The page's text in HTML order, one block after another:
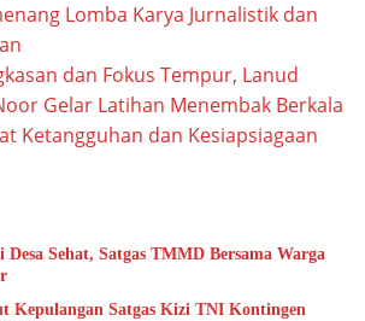
Lomba Karya Jurnalistik dan
dan Fokus Tempur, Lanud
Gelar Latihan Menembak Berkala
Ketangguhan dan Kesiapsiagaan
Sehat, Satgas TMMD Bersama Warga
Kepulangan Satgas Kizi TNI Kontingen